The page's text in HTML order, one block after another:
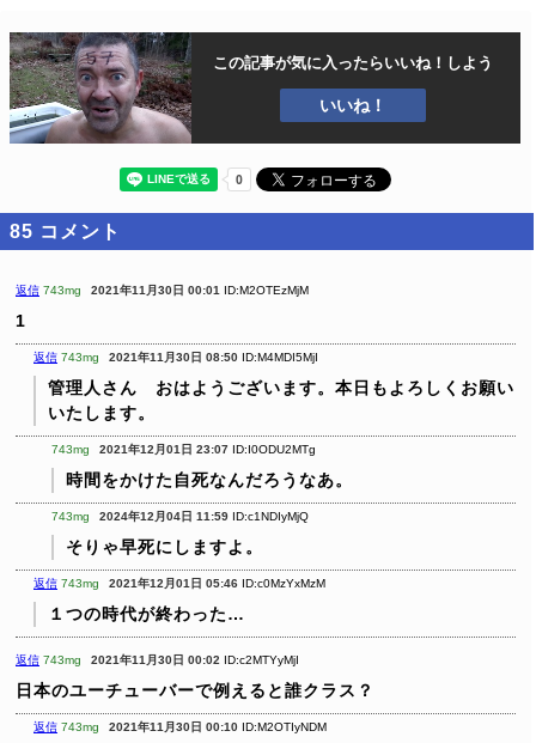
この記事が気に入ったらいいね！しよう
いいね！
85 コメント
返信 743mg 2021年11月30日 00:01 ID:M2OTEzMjM
1
返信 743mg 2021年11月30日 08:50 ID:M4MDI5MjI
管理人さん おはようございます。本日もよろしくお願い
いたします。
743mg 2021年12月01日 23:07 ID:I0ODU2MTg
時間をかけた自死なんだろうなあ。
743mg 2024年12月04日 11:59 ID:c1NDIyMjQ
そりゃ早死にしますよ。
返信 743mg 2021年12月01日 05:46 ID:c0MzYxMzM
１つの時代が終わった…
返信 743mg 2021年11月30日 00:02 ID:c2MTYyMjI
日本のユーチューバーで例えると誰クラス？
返信 743mg 2021年11月30日 00:10 ID:M2OTIyNDM